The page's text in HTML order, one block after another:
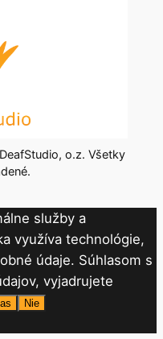
o.z. Všetky
služby a
využíva technológie,
údaje. Súhlasom s
vyjadrujete
Nie